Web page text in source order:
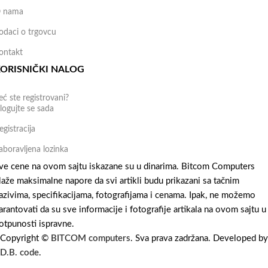
nama
o trgovcu
NALOG
ste registrovani?
se sada
lozinka
cene na ovom sajtu iskazane su u dinarima. Bitcom Computers
maksimalne napore da svi artikli budu prikazani sa tačnim
specifikacijama, fotografijama i cenama. Ipak, ne možemo
da su sve informacije i fotografije artikala na ovom sajtu u
ispravne.
Copyright © BITCOM computers. Sva prava zadržana. Developed by
D.B. code.